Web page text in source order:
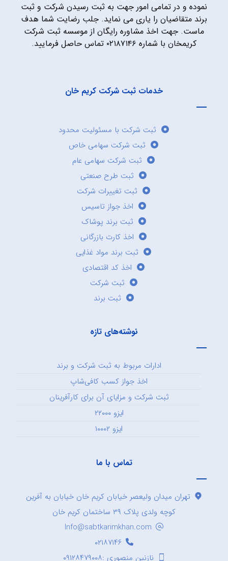
نموده و در تمامی امور جهت به ثبت رسیدن شرکت و ثبت
برند متقاضیان را یاری می نماید. جلب رضایت شما هدف
ماست. جهت اخذ مشاوره رایگان از موسسه ثبت شرکت
کریمخان با شماره ۰۲۱۸۷۱۴۶ تماس حاصل فرمایید.
خدمات ثبت شرکت کریم خان
ثبت شرکت با مسئولیت محدود
ثبت شرکت سهامی خاص
ثبت شرکت سهامی عام
ثبت طرح صنعتی
ثبت تغییرات شرکت
اخذ جواز تاسیس
ثبت برند پوشاک
اخذ کارت بازرگانی
ثبت برند مواد غذایی
اخذ کد اقتصادی
ثبت شرکت
ثبت برند
نوشته‌های تازه
ادارات مربوط به ثبت شرکت و برند
اخذ جواز کسب کافی‌شاپ
ثبت شرکت و مزایای آن برای کارآفرینان
ایزو ۲۲۰۰۰
ایزو ۱۰۰۰۲
تماس با ما
تهران میدان ولیعصر خیابان کریم خان خیابان به آفرین
کوچه ولدی پلاک ۳۹ ساختمان کریم خان
Info@sabtkarimkhan.com
۰۲۱۸۷۱۴۶
نازنین منصوری :۰۹۱۲۸۴۷۹۰۰۸